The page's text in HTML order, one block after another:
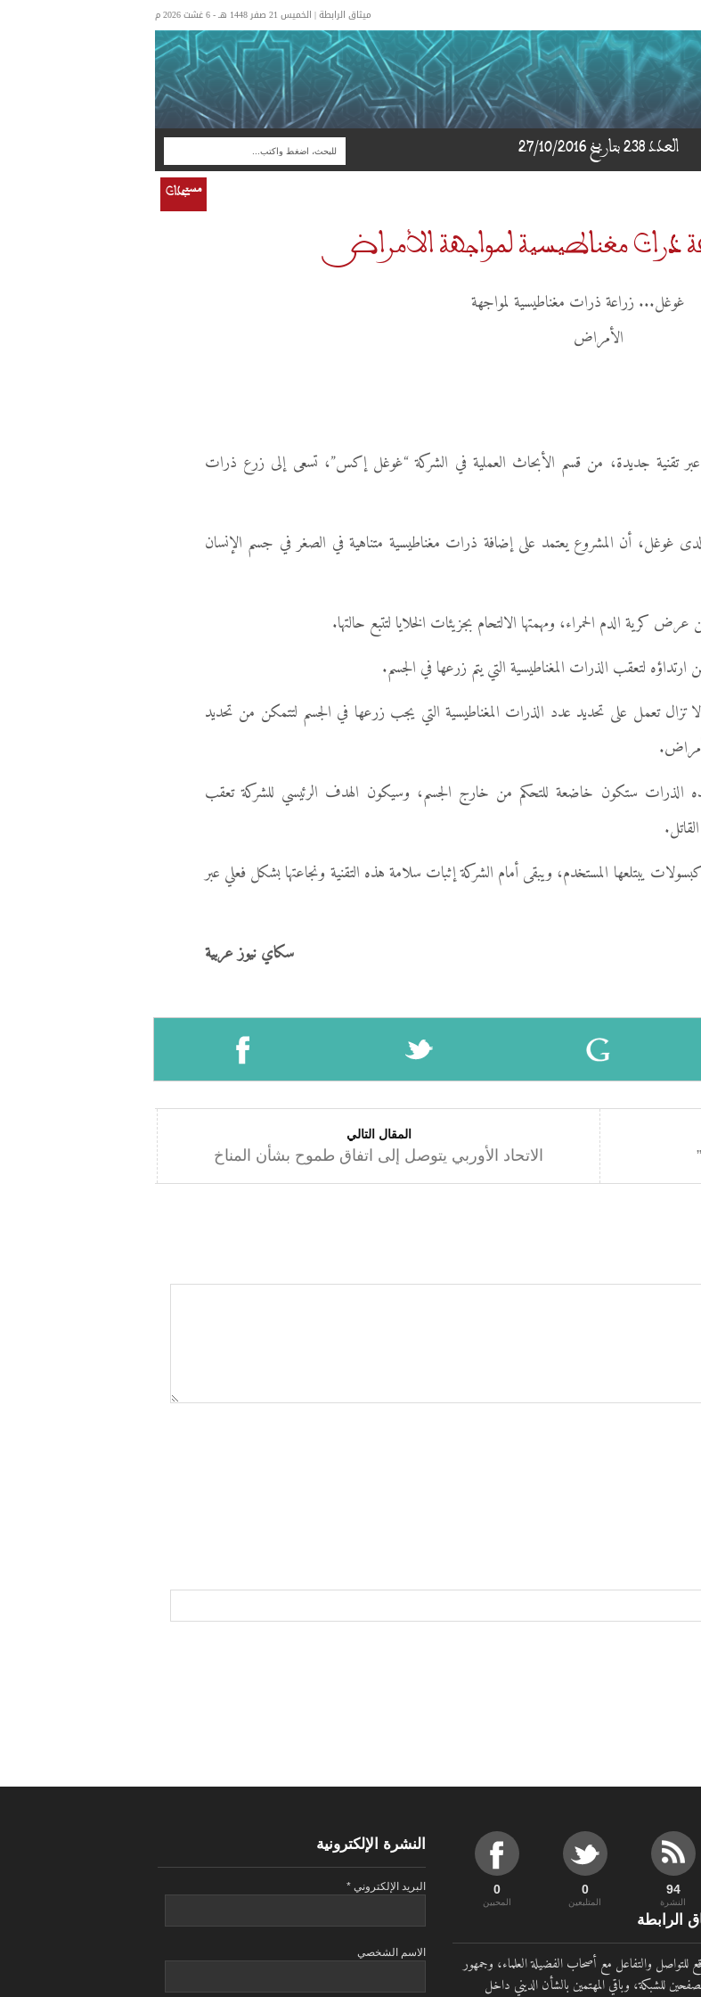
ميثاق الرابطة | الخميس 21 صفر 1448 هـ - 6 غشت 2026 م
العدد 238 بتاريخ 27/10/2016
مستجدات
مغناطيسية لمواجهة الأمراض
تقنية جديدة، من قسم الأبحاث العملية في الشركة “غوغل إكس”، تسعى إلى زرع ذرات
لدى غوغل، أن المشروع يعتمد على إضافة ذرات مغناطيسية متناهية في الصغر في جسم الإنسان
الدم الحمراء، ومهمتها الالتحام بجزيئات الخلايا لتتبع حالتها.
لتعقب الذرات المغناطيسية التي يتم زرعها في الجسم.
تعمل على تحديد عدد الذرات المغناطيسية التي يجب زرعها في الجسم لتتمكن من تحديد
الذرات ستكون خاضعة للتحكم من خارج الجسم، وسيكون الهدف الرئيسي للشركة تعقب
يبتلعها المستخدم، ويبقى أمام الشركة إثبات سلامة هذه التقنية ونجاعتها بشكل فعلي عبر
سكاي نيوز عربية
المقال التالي
الاتحاد الأوربي يتوصل إلى اتفاق طموح بشأن المناخ
النشرة الإلكترونية
البريد الإلكتروني *
الاسم الشخصي
0
المحبين
0
المتلبعين
100
النشرة
الرابطة
للتواصل والتفاعل مع أصحاب الفضيلة العلماء، وجمهور
للشبكة، وباقي المهتمين بالشأن الديني داخل